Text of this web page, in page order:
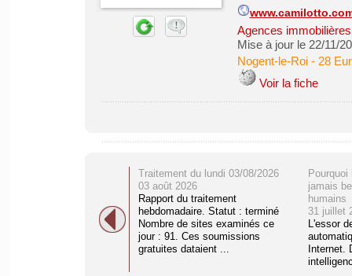
Agences
Mise à jour le 22/11/
Nogent-le-Roi- 28
Voir la fiche
Traitement du lundi 03/08/2026
03 août 2026
Rapport du traitement
hebdomadaire. Statut : terminé
Nombre de sites examinés ce
jour : 91. Ces soumissions
gratuites dataient ...
jamais
humains
31 juillet
L'essor
Internet.